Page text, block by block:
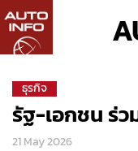
ธุรกิจ
รัฐ-เอกชน ร่
21 May 2026